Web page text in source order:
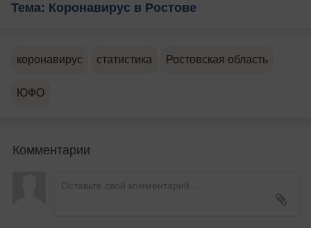
Тема: Коронавирус в Ростове
коронавирус статистика Ростовская область
ЮФО
Комментарии